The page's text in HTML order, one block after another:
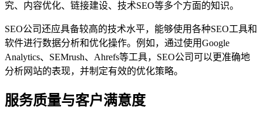
究、内容优化、链接建设、技术SEO等多个方面的知识。
SEO公司还应具备较高的技术水平，能够使用各种SEO工具和
软件进行数据分析和优化操作。例如，通过使用Google
Analytics、SEMrush、Ahrefs等工具，SEO公司可以更准确地
分析网站的表现，并制定有效的优化策略。
服务质量与客户满意度